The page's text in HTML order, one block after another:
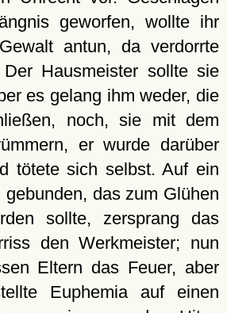
geworfen, wollte ihr
antun, da verdorrte
Hausmeister sollte sie
es gelang ihm weder, die
noch, sie mit dem
er wurde darüber
tötete sich selbst. Auf ein
gebunden, das zum Glühen
sollte, zersprang das
den Werkmeister; nun
Eltern das Feuer, aber
Euphemia auf einen